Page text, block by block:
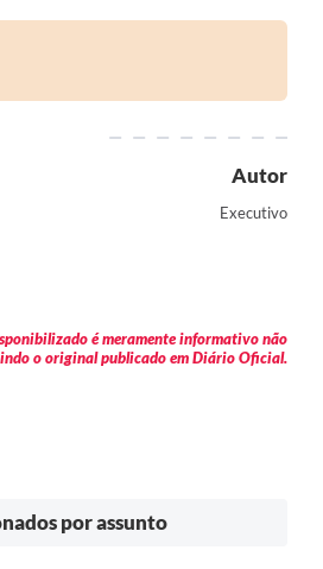
Autor
Executivo
é meramente informativo não
o original publicado em Diário Oficial.
por assunto